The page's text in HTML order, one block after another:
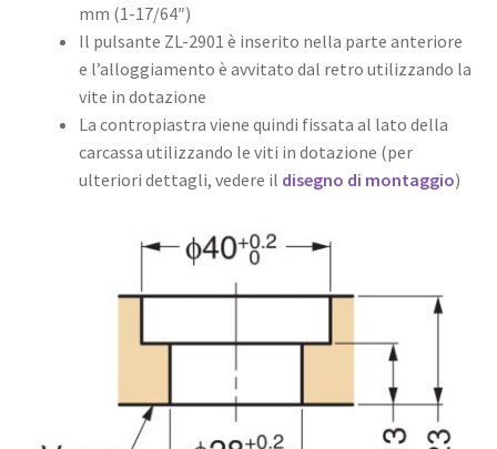
mm (1-17/64″)
Il pulsante ZL-2901 è inserito nella parte anteriore
e l’alloggiamento è avvitato dal retro utilizzando la
vite in dotazione
La contropiastra viene quindi fissata al lato della
carcassa utilizzando le viti in dotazione (per
ulteriori dettagli, vedere il disegno di montaggio)